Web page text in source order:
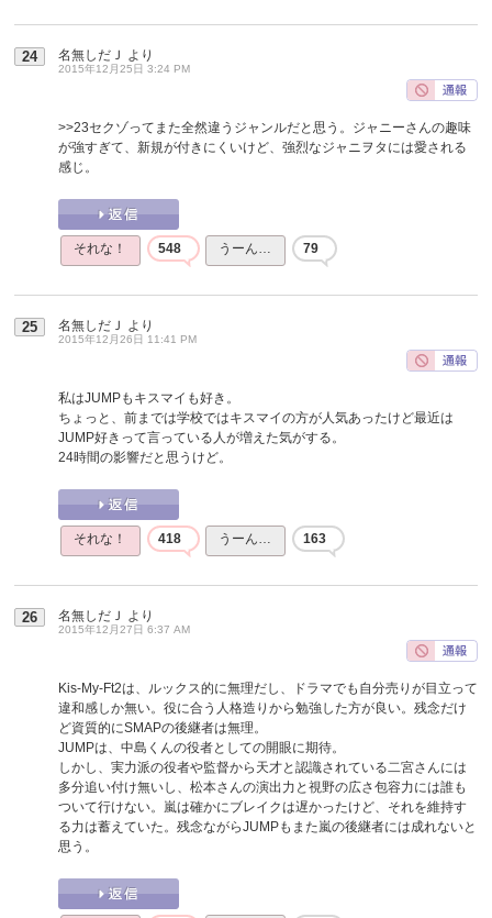
24 名無しだＪ より
2015年12月25日 3:24 PM
>>23セクゾってまた全然違うジャンルだと思う。ジャニーさんの趣味
が強すぎて、新規が付きにくいけど、強烈なジャニヲタには愛される
感じ。
それな！ 548 うーん… 79
25 名無しだＪ より
2015年12月26日 11:41 PM
私はJUMPもキスマイも好き。
ちょっと、前までは学校ではキスマイの方が人気あったけど最近は
JUMP好きって言っている人が増えた気がする。
24時間の影響だと思うけど。
それな！ 418 うーん… 163
26 名無しだＪ より
2015年12月27日 6:37 AM
Kis-My-Ft2は、ルックス的に無理だし、ドラマでも自分売りが目立って
違和感しか無い。役に合う人格造りから勉強した方が良い。残念だけ
ど資質的にSMAPの後継者は無理。
JUMPは、中島くんの役者としての開眼に期待。
しかし、実力派の役者や監督から天才と認識されている二宮さんには
多分追い付け無いし、松本さんの演出力と視野の広さ包容力には誰も
ついて行けない。嵐は確かにブレイクは遅かったけど、それを維持す
る力は蓄えていた。残念ながらJUMPもまた嵐の後継者には成れないと
思う。